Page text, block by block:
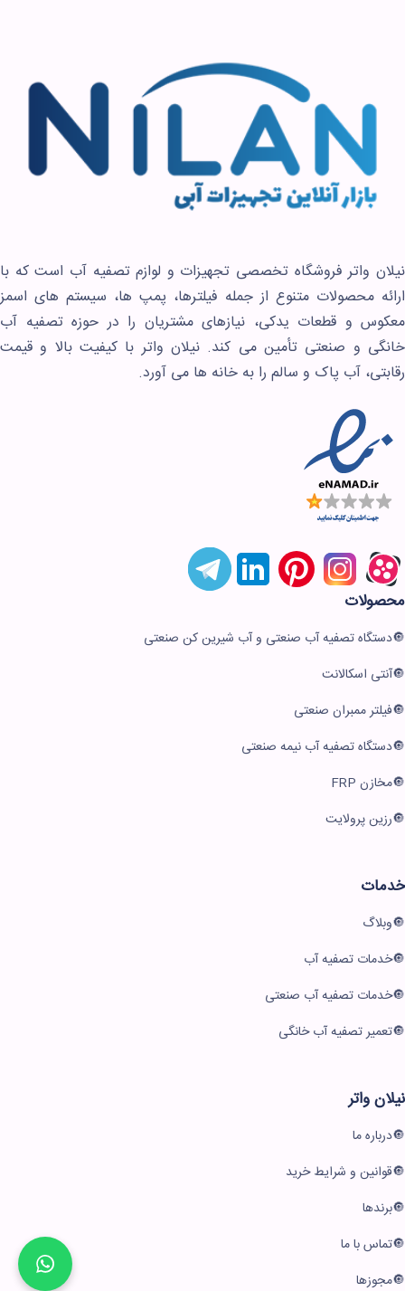
نیلان واتر فروشگاه تخصصی تجهیزات و لوازم تصفیه آب است که با
ارائه محصولات متنوع از جمله فیلترها، پمپ ها، سیستم های اسمز
معکوس و قطعات یدکی، نیازهای مشتریان را در حوزه تصفیه آب
خانگی و صنعتی تأمین می کند. نیلان واتر با کیفیت بالا و قیمت
رقابتی، آب پاک و سالم را به خانه ها می آورد.
محصولات
دستگاه تصفیه آب صنعتی و آب شیرین کن صنعتی
آنتی اسکالانت
فیلتر ممبران صنعتی
دستگاه تصفیه آب نیمه صنعتی
مخازن FRP
رزین پرولایت
خدمات
وبلاگ
خدمات تصفیه آب
خدمات تصفیه آب صنعتی
تعمیر تصفیه آب خانگی
نیلان واتر
درباره ما
قوانین و شرایط خرید
برندها
تماس با ما
مجوزها